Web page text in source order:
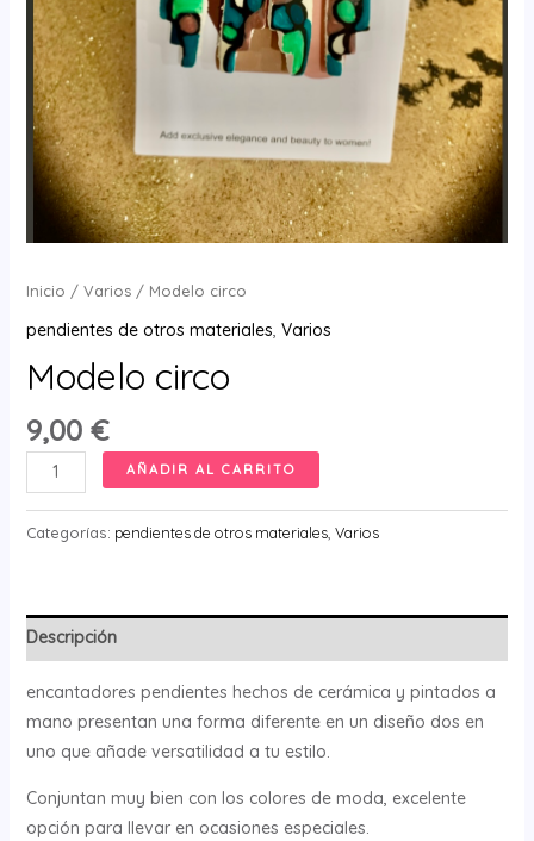
Inicio / Varios/ Modelo circo
pendientes de otros materiales, Varios
Modelo circo
9,00 €
Modelo
circo
cantidad
AÑADIR AL CARRITO
Categorías: pendientes de otros materiales, Varios
Descripción
encantadores pendientes hechos de cerámica y pintados a
mano presentan una forma diferente en un diseño dos en
uno que añade versatilidad a tu estilo.
Conjuntan muy bien con los colores de moda, excelente
opción para llevar en ocasiones especiales.